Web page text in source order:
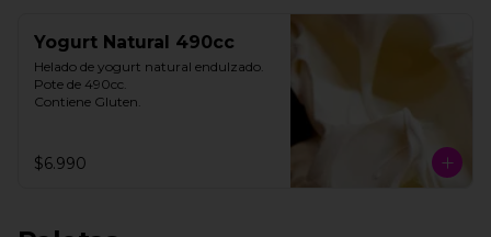
Yogurt Natural 490cc
Helado de yogurt natural endulzado.
Pote de 490cc.
Contiene Gluten.
$6.990